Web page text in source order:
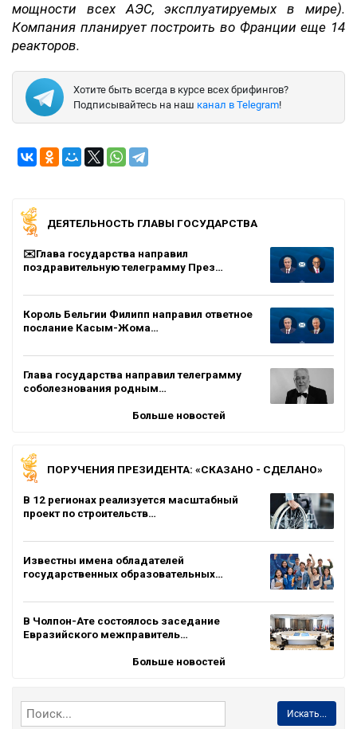
мощности всех АЭС, эксплуатируемых в мире).
Компания планирует построить во Франции еще 14
реакторов.
Хотите быть всегда в курсе всех брифингов?
Подписывайтесь на наш канал в Telegram!
ДЕЯТЕЛЬНОСТЬ ГЛАВЫ ГОСУДАРСТВА
✉️Глава государства направил
поздравительную телеграмму През…
Король Бельгии Филипп направил ответное
послание Касым-Жома…
Глава государства направил телеграмму
соболезнования родным…
Больше новостей
ПОРУЧЕНИЯ ПРЕЗИДЕНТА: «СКАЗАНО - СДЕЛАНО»
В 12 регионах реализуется масштабный
проект по строительств…
Известны имена обладателей
государственных образовательных…
В Чолпон-Ате состоялось заседание
Евразийского межправитель…
Больше новостей
Искать...